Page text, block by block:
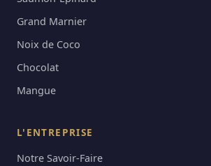
Grand Marnier
Noix de Coco
Chocolat
Mangue
L'ENTREPRISE
Notre Savoir-Faire